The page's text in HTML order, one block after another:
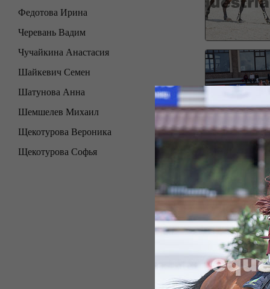
Федотова Ирина
Черевань Вадим
Чучайкина Анастасия
Шайкевич Семен
Шатунова Анна
Шемшелев Михаил
Щекотурова Вероника
Щекотурова Софья